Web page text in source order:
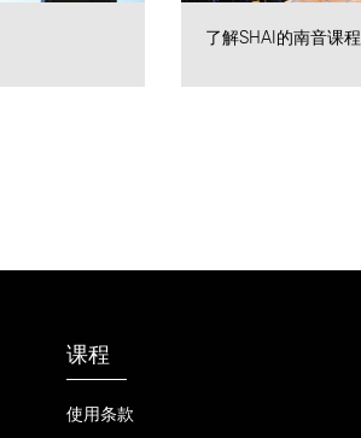
了解SHAI的南音课程
课程
使用条款